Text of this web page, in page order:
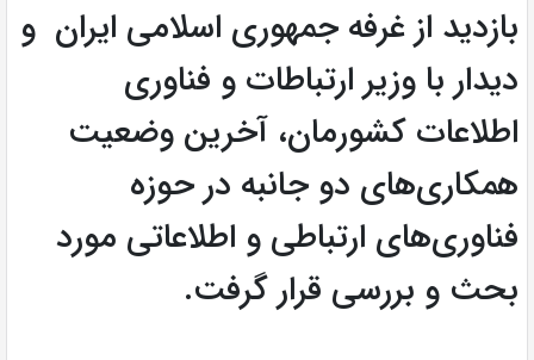
بازدید از غرفه جمهوری اسلامی ایران و
دیدار با وزیر ارتباطات و فناوری
اطلاعات کشورمان، آخرین وضعیت
همکاری‌های دو جانبه در حوزه
فناوری‌های ارتباطی و اطلاعاتی مورد
بحث و بررسی قرار گرفت.